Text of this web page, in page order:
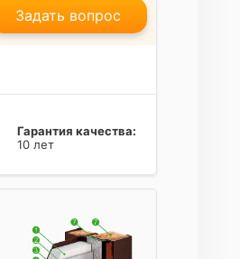
Задать вопрос
Гарантия качества:
10 лет